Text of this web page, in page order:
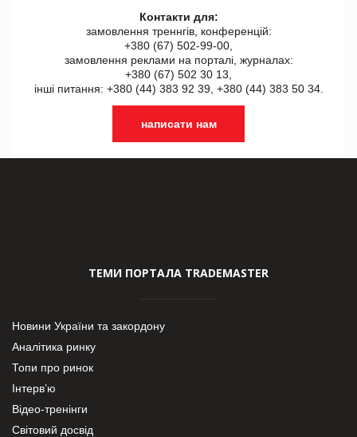
Контакти для:
замовлення треннгів, конференцій:
+380 (67) 502-99-00,
замовлення реклами на порталі, журналах:
+380 (67) 502 30 13,
інші питання: +380 (44) 383 92 39, +380 (44) 383 50 34.
написати нам
ТЕМИ ПОРТАЛА TRADEMASTER
Новини України та закордону
Аналітика ринку
Топи про ринок
Інтерв’ю
Відео-тренінги
Світовий досвід